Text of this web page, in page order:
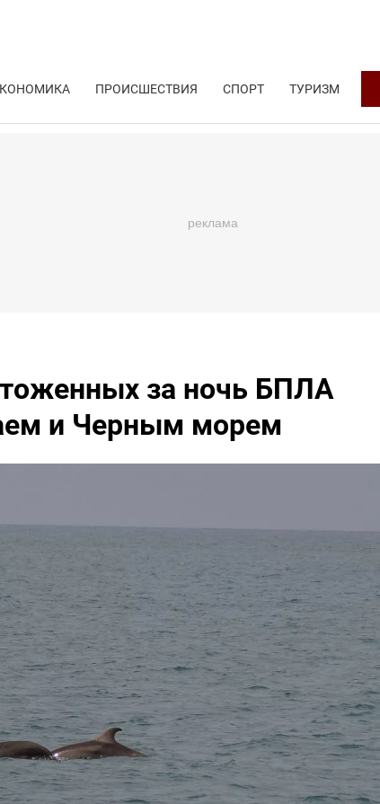
ПРОИСШЕСТВИЯ СПОРТ ТУРИЗМ
за ночь БПЛА
и Черным морем